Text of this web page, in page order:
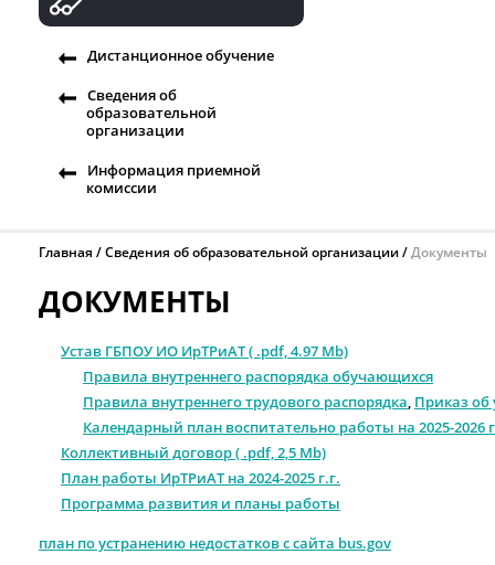
Дистанционное обучение
Сведения об
образовательной
организации
Информация приемной
комиссии
Главная Сведения об образовательной организации Документы
ДОКУМЕНТЫ
Устав ГБПОУ ИО ИрТРиАТ ( .pdf, 4.97 Mb)
Правила внутреннего распорядка обучающихся
Правила внутреннего трудового распорядка, Приказ об
Календарный план воспитательно работы на 2025-2026
Коллективный договор ( .pdf, 2,5 Mb)
План работы ИрТРиАТ на 2024-2025 г.г.
Программа развития и планы работы
план по устранению недостатков с сайта bus.gov